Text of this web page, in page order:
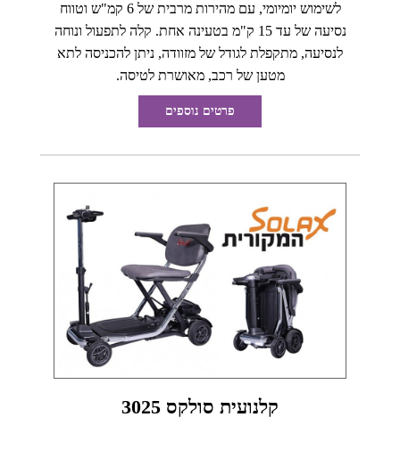
לשימוש יומיומי, עם מהירות מרבית של 6 קמ"ש וטווח
נסיעה של עד 15 ק"מ בטעינה אחת. קלה לתפעול ונוחה
לנסיעה, מתקפלת לגודל של מזוודה, ניתן להכניסה לתא
מטען של רכב, מאושרת לטיסה.
פרטים נוספים
קלנועית סולקס 3025